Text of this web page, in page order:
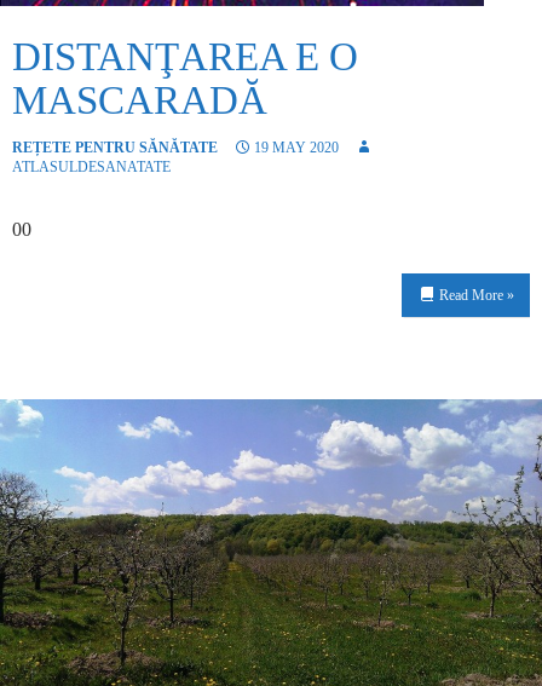
DISTANŢAREA E O
MASCARADĂ
REȚETE PENTRU SĂNĂTATE
19 MAY 2020
ATLASULDESANATATE
00
Read More »